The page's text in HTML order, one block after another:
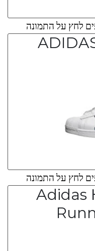
לחץ על התמונה
לחץ על התמונה
Adidas